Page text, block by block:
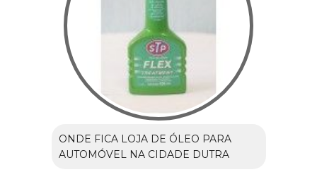
ONDE FICA LOJA DE ÓLEO PARA
AUTOMÓVEL NA CIDADE DUTRA